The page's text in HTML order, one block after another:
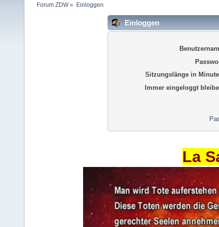
Forum ZDW» Einloggen
Einloggen
Sitzungslänge in
Immer eingeloggt
La